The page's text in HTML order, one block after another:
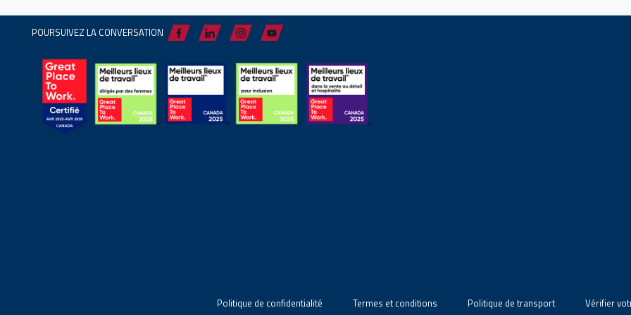
POURSUIVEZ LA CONVERSATION
Politique de confidentialité Termes et conditions Politique de transport Vérifier